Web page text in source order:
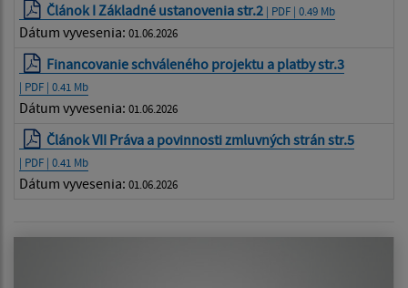
Článok I Základné ustanovenia str.2 | PDF | 0.49 Mb
Dátum vyvesenia: 01.06.2026
Financovanie schváleného projektu a platby str.3
| PDF | 0.41 Mb
Dátum vyvesenia: 01.06.2026
Článok VII Práva a povinnosti zmluvných strán str.5
| PDF | 0.41 Mb
Dátum vyvesenia: 01.06.2026